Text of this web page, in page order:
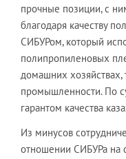
прочные позиции, с
благодаря качеству
СИБУРом, который
полипропиленовых
домашних
промышленности. По
гарантом качества
Из минусов
отношении СИБУРа на